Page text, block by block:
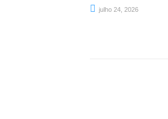
julho 24, 2026